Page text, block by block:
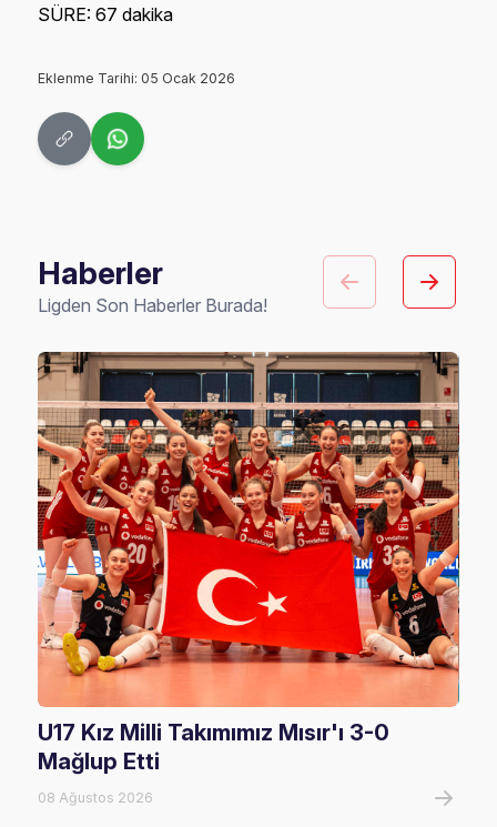
SÜRE: 67 dakika
Eklenme Tarihi: 05 Ocak 2026
Haberler
Ligden Son Haberler Burada!
U17 Kız Milli Takımımız Mısır'ı 3-0
Mağlup Etti
08 Ağustos 2026